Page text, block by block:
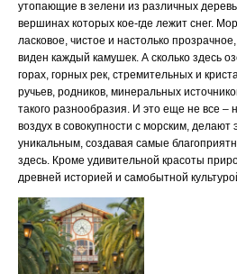
утопающие в зелени из различных
вершинах которых кое-где лежит снег.
ласковое, чистое и настолько
виден каждый камушек. А сколько здесь
горах, горных рек, стремительных и
ручьев, родников, минеральных
такого разнообразия. И это еще не все –
воздух в совокупности с морским, делают
уникальным, создавая самые
здесь. Кроме удивительной красоты
древней историей и самобытной